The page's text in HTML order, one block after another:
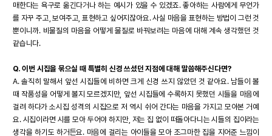
매한다는 욕구로 옮긴다거나 하는 예시가 있을 수 있겠죠. 좋아하는 사람에게 무언가
를 자꾸 주고, 보여주고, 표현하고 싶어지잖아요. 사실 마음을 표현하는 방법이 그런 것
뿐이니까. 비물질의 마음을 어떻게 물질로 바꿔보려는 마음에 대해 계속 생각했던 것
같습니다.
Q. 이번 시집을 묶으실 때 특별히 신경 쓰셨던 지점에 대해 말씀해주신다면?
A. 솔직히 말해서 앞선 시집들에 비하면 크게 신경 쓰지 않았던 것 같아요. 남들이 볼
때 작품성을 어떻게 볼지 모르겠지만, 앞선 시집들에 수록하지 못했던 시들을 마음에
걸려 하다가 소시집 성격의 시집으로 저 역시 쉬어 간다는 마음을 가지고 모아본 거예
요. 시집이라면 시를 모아 두어야 하지만, 저는 집 없이 떠돌아다니는 시들의 집이라는
생각을 하기도 하거든요. 마음에 걸리는 아이들을 모아 조그마한 집을 지어준 느낌이